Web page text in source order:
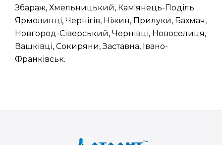
Збараж, Хмельницький, Кам'янець-Поділь
Ярмолинці, Чернігів, Ніжин, Прилуки, Бахмач,
Новгород-Сіверський, Чернівці, Новоселиця,
Вашківці, Сокиряни, Заставна, Івано-
Франківськ.